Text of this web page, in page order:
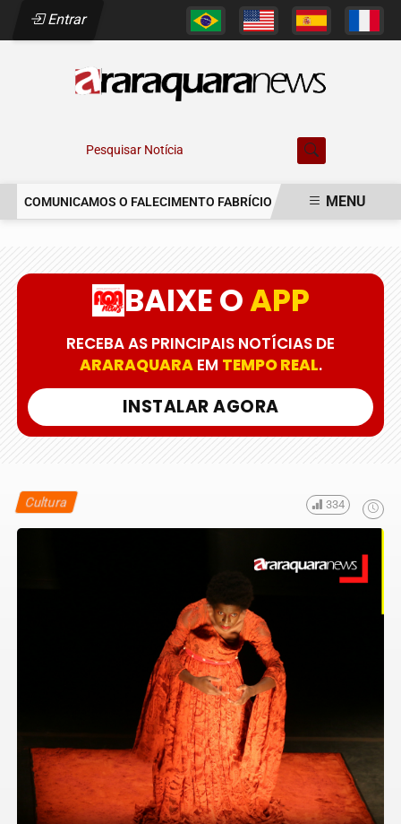
Entrar
Pesquisar Notícia
COMUNICAMOS O FALECIMENTO FABRÍCIO AUGUSTO FERREIRA
MENU
BAIXE OAPP
RECEBA AS PRINCIPAIS NOTÍCIAS DE
ARARAQUARAEM TEMPO REAL.
INSTALAR AGORA
Cultura 334